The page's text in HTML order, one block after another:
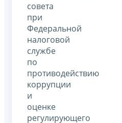
совета
при
Федеральной
налоговой
службе
по
противодействию
коррупции
и
оценке
регулирующего